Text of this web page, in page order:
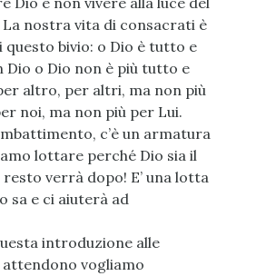
nostra vita di consacrati è
bivio: o Dio è tutto e
o Dio non è più tutto e
altro, per altri, ma non più
noi, ma non più per Lui.
c’è un armatura
lottare perché Dio sia il
verrà dopo! E’ una lotta
sa e ci aiuterà ad
introduzione alle
vogliamo